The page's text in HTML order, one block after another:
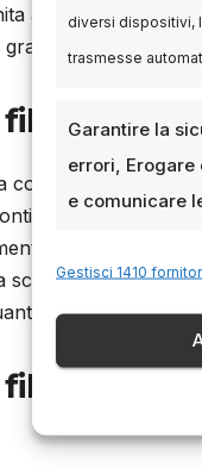
diversi dispositivi,
trasmesse
Garantire la
errori, Erogare
e comunicare
Gestisci 1410
alla componente
la
coppia Beck-
a crescere
di tortura e
brilla
del fanatismo